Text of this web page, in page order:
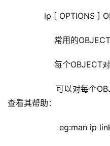
ip [ OPTIONS ]
常用的OBJECT有
每个OBJECT对应
可以对每个
查看其帮助：
eg:man ip